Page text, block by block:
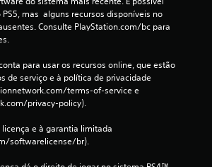
ç
õ
e
mas  alguns recursos disponíveis no
Consulte PlayStation.com/bc para
para usar os recursos online, que estão
de serviço e à política de privacidade
terms-of-service e
privacy-policy).
e à garantia limitada
softwarelicense/br).